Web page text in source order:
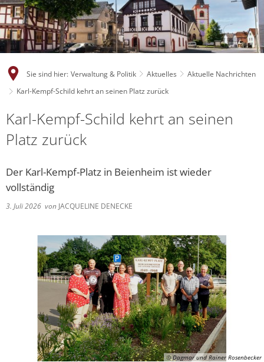
Sie sind hier: Verwaltung & Politik Aktuelles
Aktuelle Nachrichten
Karl-Kempf-Schild kehrt an seinen Platz zurück
Karl-Kempf-Schild kehrt an seinen
Platz zurück
Der Karl-Kempf-Platz in Beienheim ist wieder
vollständig
3. Juli 2026 von JACQUELINE DENECKE
© Dagmar und Rainer Rosenbecker